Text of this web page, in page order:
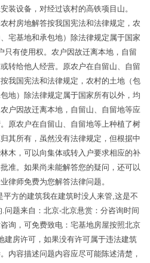
装设备，对经过该村的高铁项目山。
村房地解答按我国宪法和法律规定，农
宅基地和承包地）除法律规定属于国家
只有使用权。农户因故迁离本地，自留
转给他人经营。原农户在自留山、自留
我国宪法和法律规定，农村的土地（包
地）除法律规定属于国家所有以外，均
户因故迁离本地，自留山、自留地等应
原农户在自留山、自留地等上种植了树
其所有，虽然没有法律规定，但根据中
木，可以向集体或转入户要求相应的补
准。如果尚未能解答您的疑问，还可以
律师免费为您解答法律问题。
方的建筑我在建筑时没人来管,这是不
问题来自：北京-北京悬赏：分咨询时间
询，可免费致电：宅基地房屋按照北京
建房许可，如果没有许可属于违法建筑
内容描述问题内容应尽可能陈述清楚，